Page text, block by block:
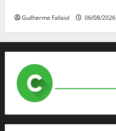
Guilherme Fafaiol 06/08/2026